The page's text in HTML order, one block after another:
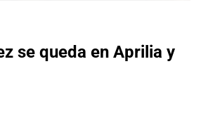
se queda en Aprilia y